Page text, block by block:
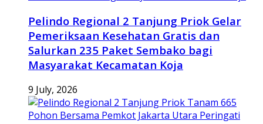
Pelindo Regional 2 Tanjung Priok Gelar
Pemeriksaan Kesehatan Gratis dan
Salurkan 235 Paket Sembako bagi
Masyarakat Kecamatan Koja
9 July, 2026